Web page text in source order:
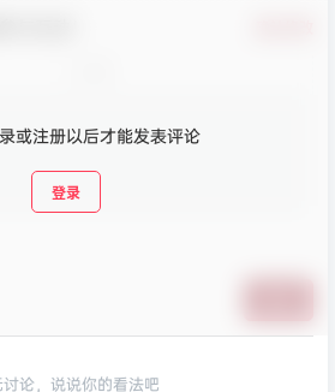
或注册以后才能发表评论
登录
讨论，说说你的看法吧